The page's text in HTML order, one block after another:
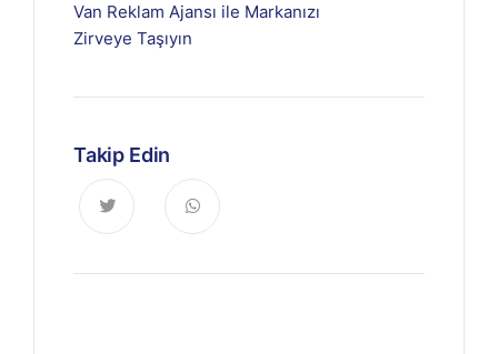
Van Reklam Ajansı ile Markanızı
Zirveye Taşıyın
Takip Edin